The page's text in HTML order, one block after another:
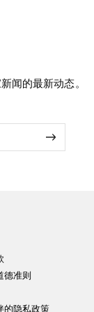
闻的最新动态。
德准则
的隐私政策